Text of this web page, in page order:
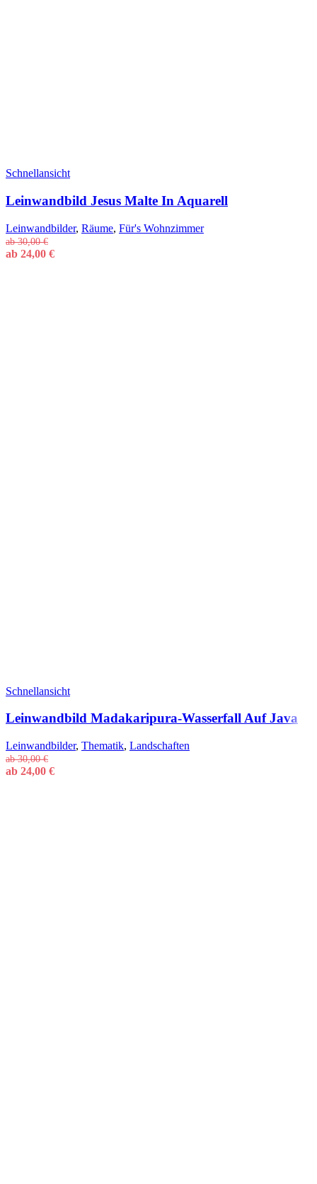
Schnellansicht
Leinwandbild Jesus Malte In Aquarell
Leinwandbilder, Räume, Für's Wohnzimmer
ab30,00€
ab 24,00 €
Schnellansicht
Leinwandbild Madakaripura-Wasserfall Auf Java
Leinwandbilder, Thematik, Landschaften
ab30,00€
ab 24,00 €